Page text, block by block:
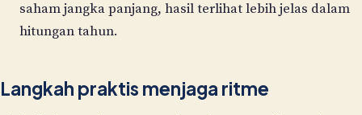
saham jangka panjang, hasil terlihat lebih jelas dalam
hitungan tahun.
Langkah praktis menjaga ritme